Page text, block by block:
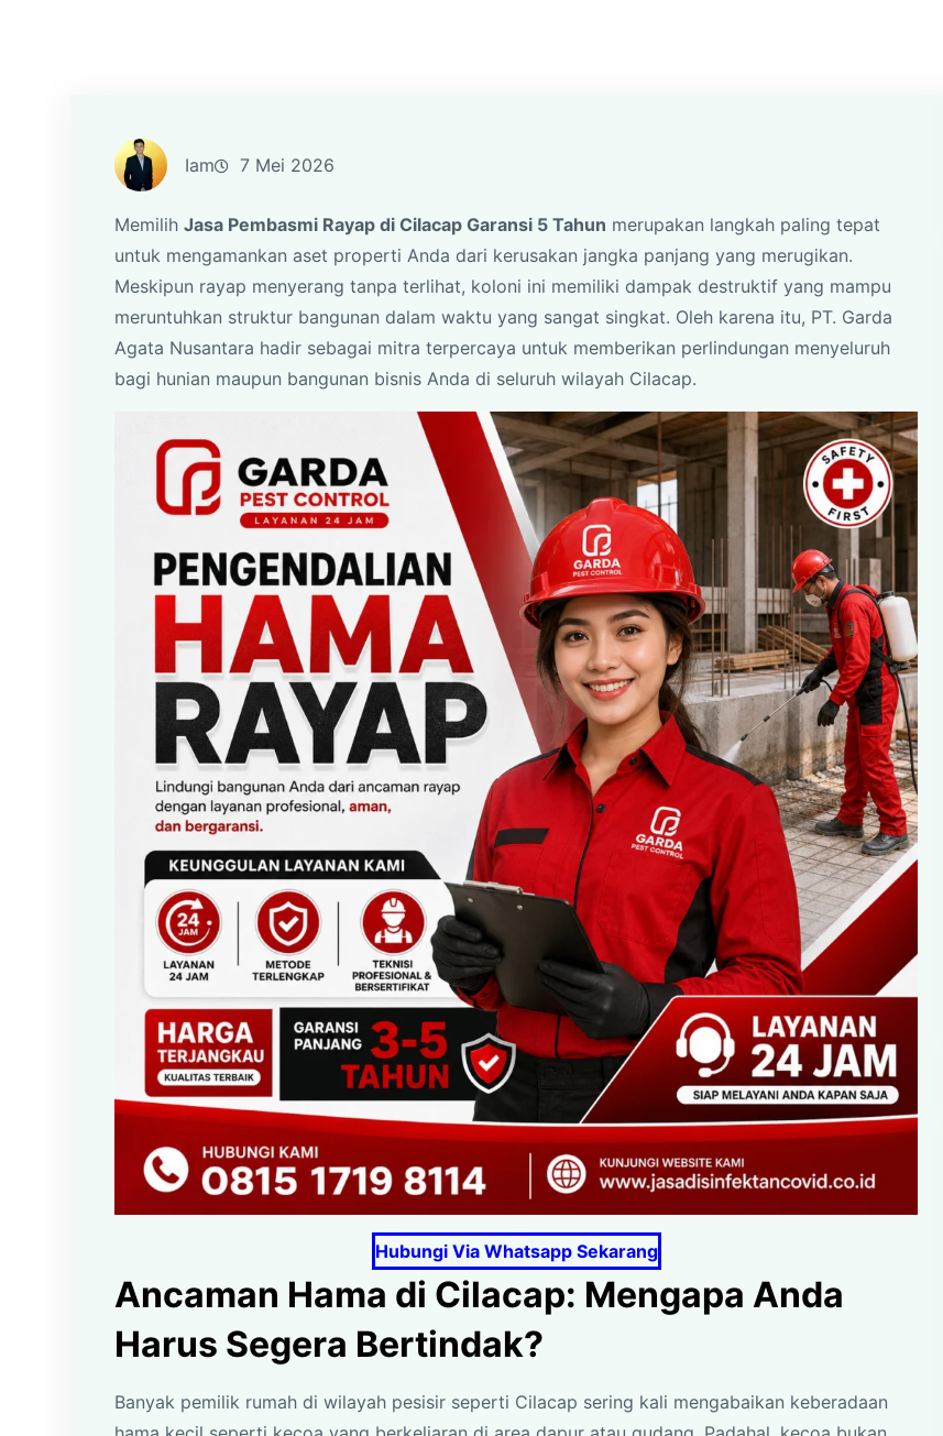
Iam 7 Mei 2026
Memilih Jasa Pembasmi Rayap di Cilacap Garansi 5 Tahun merupakan langkah paling tepat
untuk mengamankan aset properti Anda dari kerusakan jangka panjang yang merugikan.
Meskipun rayap menyerang tanpa terlihat, koloni ini memiliki dampak destruktif yang mampu
meruntuhkan struktur bangunan dalam waktu yang sangat singkat. Oleh karena itu, PT. Garda
Agata Nusantara hadir sebagai mitra terpercaya untuk memberikan perlindungan menyeluruh
bagi hunian maupun bangunan bisnis Anda di seluruh wilayah Cilacap.
Hubungi Via Whatsapp Sekarang
Ancaman Hama di Cilacap: Mengapa Anda
Harus Segera Bertindak?
Banyak pemilik rumah di wilayah pesisir seperti Cilacap sering kali mengabaikan keberadaan